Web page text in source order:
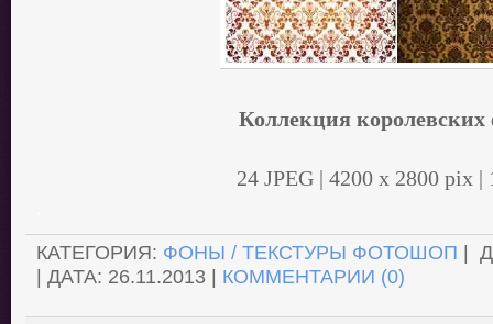
Коллекция королевских
24 JPEG | 4200 x 2800 pix |
КАТЕГОРИЯ: ФОНЫ / ТЕКСТУРЫ ФОТОШОП |
| ДАТА: 26.11.2013 | КОММЕНТАРИИ (0)